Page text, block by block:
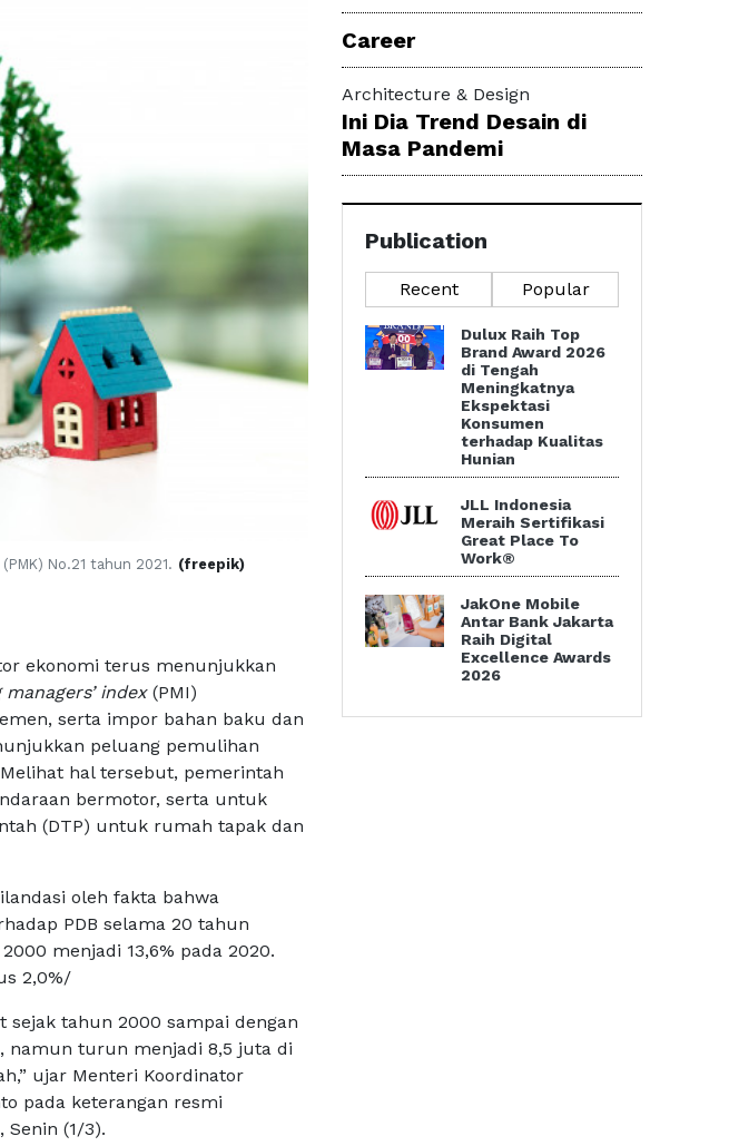
No.21 tahun 2021. (freepik)
ekonomi terus menunjukkan
index (PMI)
serta impor bahan baku dan
peluang pemulihan
hal tersebut, pemerintah
bermotor, serta untuk
(DTP) untuk rumah tapak dan
oleh fakta bahwa
PDB selama 20 tahun
menjadi 13,6% pada 2020.
2,0%/
sejak tahun 2000 sampai dengan
namun turun menjadi 8,5 juta di
ujar Menteri Koordinator
pada keterangan resmi
(1/3).
Career
Architecture & Design
Ini Dia Trend Desain di
Masa Pandemi
Publication
Recent Popular
Dulux Raih Top
Brand Award 2026
di Tengah
Meningkatnya
Ekspektasi
Konsumen
terhadap Kualitas
Hunian
JLL Indonesia
Meraih Sertifikasi
Great Place To
Work®
JakOne Mobile
Antar Bank Jakarta
Raih Digital
Excellence Awards
2026